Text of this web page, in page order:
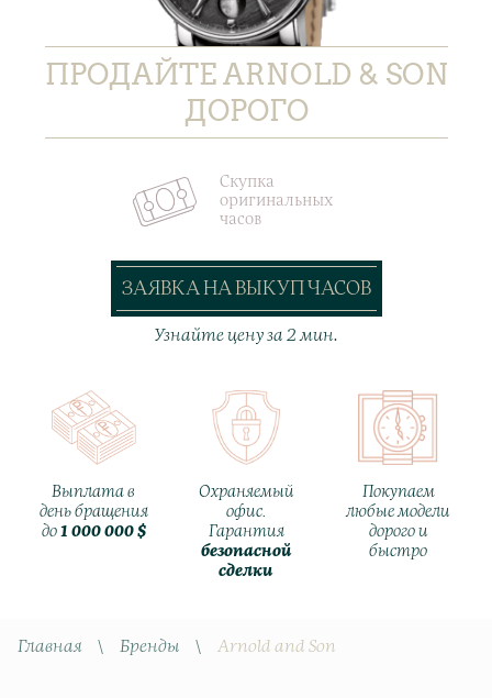
ПРОДАЙТЕ ARNOLD & SON
ДОРОГО
Скупка
оригинальных
часов
Узнайте цену за 2 мин.
ЗАЯВКА НА ВЫКУП ЧАСОВ
Выплата в
день бращения
до 1 000 000 $
Охраняемый
офис.
Гарантия
безопасной
сделки
Покупаем
любые модели
дорого и
быстро
Главная \ Бренды \ Arnold and Son